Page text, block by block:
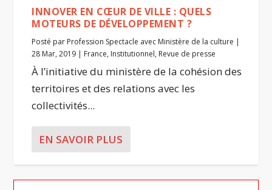
INNOVER EN CŒUR DE VILLE : QUELS
MOTEURS DE DÉVELOPPEMENT ?
Posté par Profession Spectacle avec Ministère de la culture |
28 Mar, 2019 | France, Institutionnel, Revue de presse
À l’initiative du ministère de la cohésion des
territoires et des relations avec les
collectivités...
EN SAVOIR PLUS